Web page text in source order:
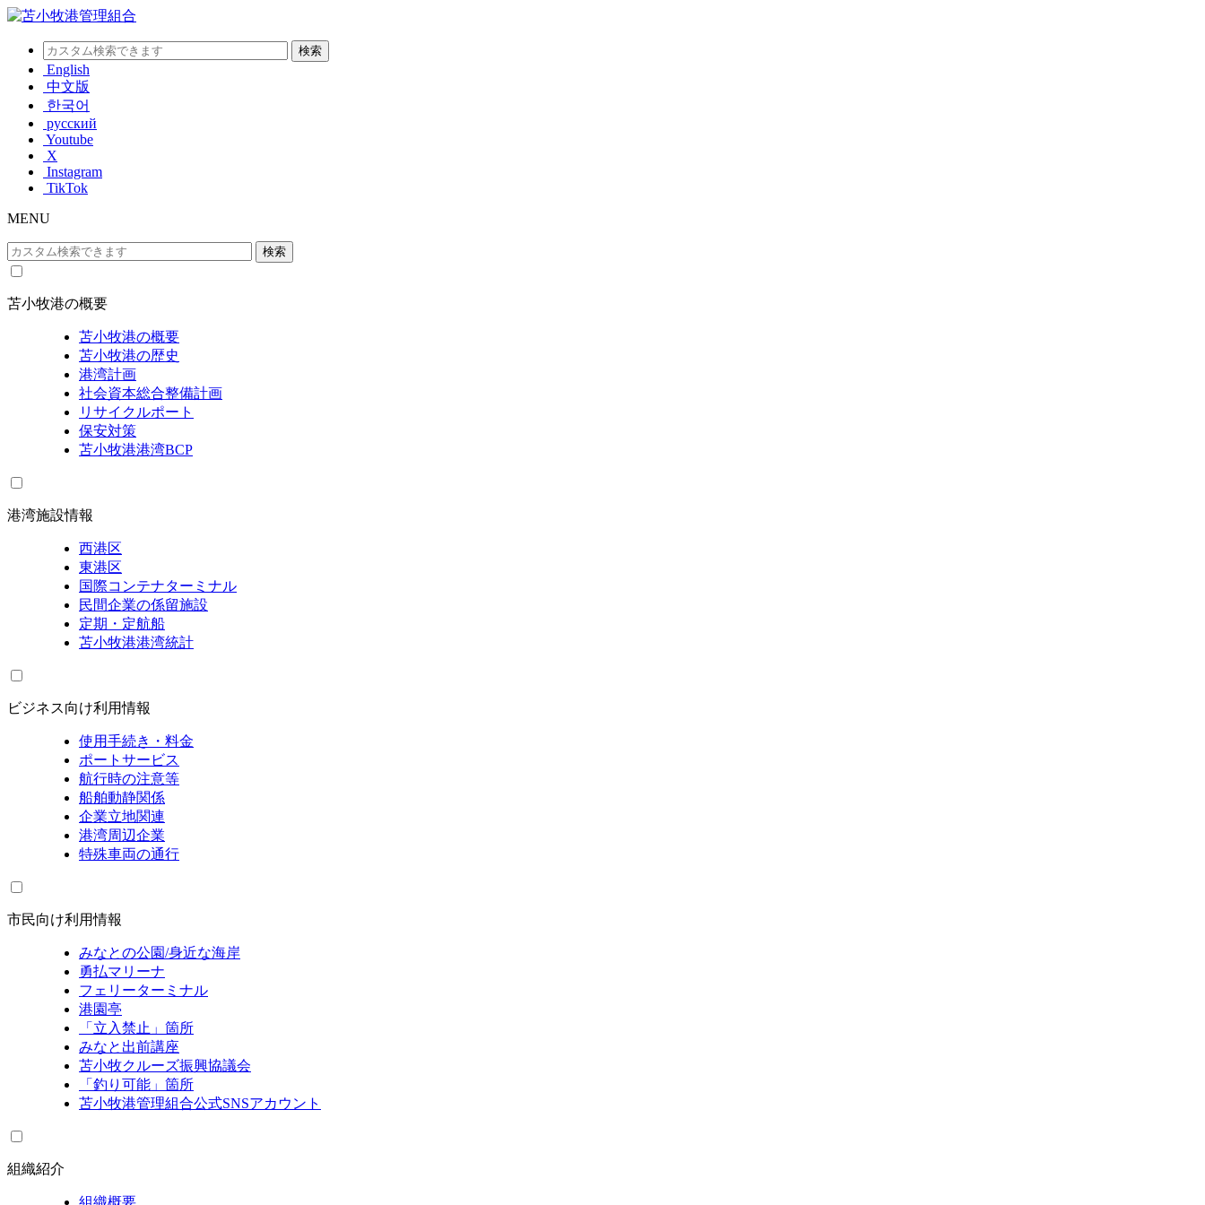
English
中文版
한국어
русский
Youtube
X
Instagram
TikTok
MENU
苫小牧港の概要
苫小牧港の概要
苫小牧港の歴史
港湾計画
社会資本総合整備計画
リサイクルポート
保安対策
苫小牧港港湾BCP
港湾施設情報
西港区
東港区
国際コンテナターミナル
民間企業の係留施設
定期・定航船
苫小牧港港湾統計
ビジネス向け利用情報
使用手続き・料金
ポートサービス
航行時の注意等
船舶動静関係
企業立地関連
港湾周辺企業
特殊車両の通行
市民向け利用情報
みなとの公園/身近な海岸
勇払マリーナ
フェリーターミナル
港園亭
「立入禁止」箇所
みなと出前講座
苫小牧クルーズ振興協議会
「釣り可能」箇所
苫小牧港管理組合公式SNSアカウント
組織紹介
組織概要